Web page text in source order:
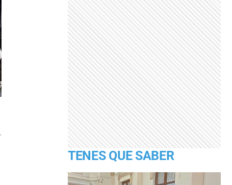
TENES QUE SABER